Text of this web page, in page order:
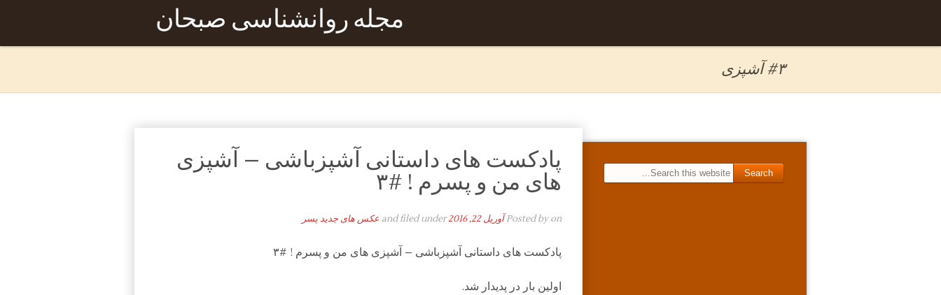
مجله روانشناسی صبحان
#۳ آشپزی
پادکست های داستانی آشپزباشی – آشپزی
های من و پسرم ! #۳
Posted byon آوریل 22, 2016 and filed under عکس های جدید پسر
پادکست های داستانی آشپزباشی – آشپزی های من و پسرم ! #۳
اولین بار در پدیدار شد.
Search for: